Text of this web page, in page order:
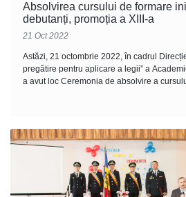
Absolvirea cursului de formare
debutanți, promoția a XIII-a
21 Oct 2022
Astăzi, 21 octombrie 2022, în cadrul
pregătire pentru aplicare a legii” a
a avut loc Ceremonia de absolvire a